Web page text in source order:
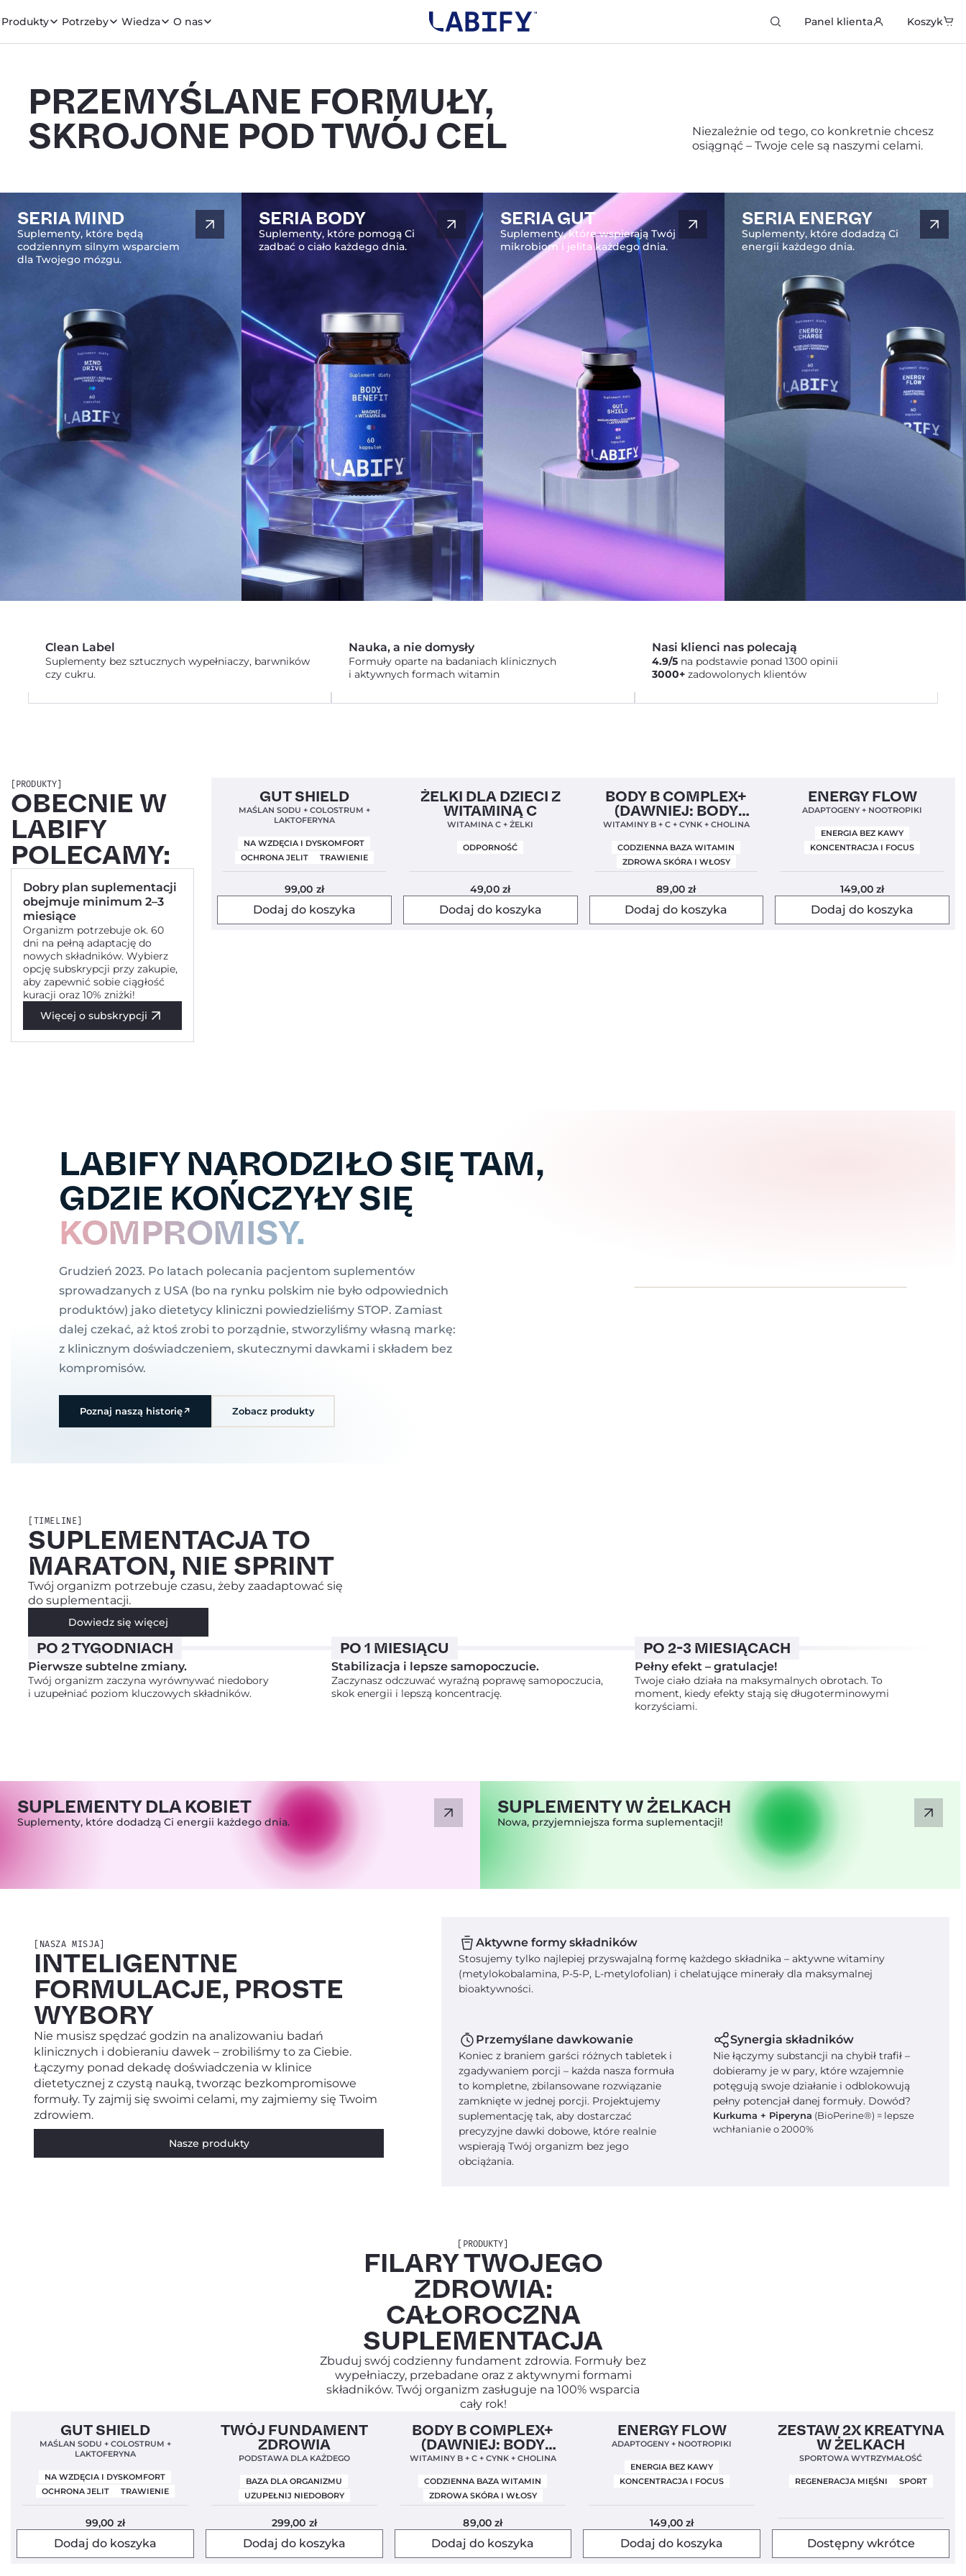
Produkty Potrzeby Wiedza O nas Panel klienta Koszyk
PRZEMYŚLANE FORMUŁY,
SKROJONE POD TWÓJ CEL
Niezależnie od tego, co konkretnie chcesz
osiągnąć – Twoje cele są naszymi celami.
SERIA MIND
Suplementy, które będą
codziennym silnym wsparciem
dla Twojego mózgu.
SERIA BODY
Suplementy, które pomogą Ci
zadbać o ciało każdego dnia.
SERIA GUT
Suplementy, które wspierają Twój
mikrobiom i jelita każdego dnia.
SERIA ENERGY
Suplementy, które dodadzą Ci
energii każdego dnia.
Clean Label
Suplementy bez sztucznych wypełniaczy, barwników
czy cukru.
Nauka, a nie domysły
Formuły oparte na badaniach klinicznych
i aktywnych formach witamin
Nasi klienci nas polecają
4.9/5 na podstawie ponad 1300 opinii
3000+ zadowolonych klientów
[PRODUKTY]
OBECNIE W
LABIFY
POLECAMY:
Dobry plan suplementacji
obejmuje minimum 2–3
miesiące
Organizm potrzebuje ok. 60
dni na pełną adaptację do
nowych składników. Wybierz
opcję subskrypcji przy zakupie,
aby zapewnić sobie ciągłość
kuracji oraz 10% zniżki!
Więcej o subskrypcji
Bestseller!
Clean Label
Nowa FormułaGUT SHIELD
MAŚLAN SODU + COLOSTRUM +
LAKTOFERYNA
NA WZDĘCIA I DYSKOMFORT
OCHRONA JELIT
TRAWIENIE
99,00 zł
Dodaj do koszyka
Clean Label 5,0
ŻELKI DLA DZIECI Z
WITAMINĄ C
WITAMINA C + ŻELKI
ODPORNOŚĆ
49,00 zł
Dodaj do koszyka
Clean Label Nowa Formuła
BODY B COMPLEX+
(DAWNIEJ: BODY
BALANCE)
WITAMINY B + C + CYNK + CHOLINA
CODZIENNA BAZA WITAMIN
ZDROWA SKÓRA I WŁOSY
89,00zł
Dodaj do koszyka
Clean Label Mundial 2026
ENERGY FLOW
ADAPTOGENY + NOOTROPIKI
ENERGIA BEZ KAWY
KONCENTRACJA I FOCUS
149,00 zł
Dodaj do koszyka
LABIFY NARODZIŁO SIĘ TAM,
GDZIE KOŃCZYŁY SIĘ
KOMPROMISY.
Grudzień 2023. Po latach polecania pacjentom suplementów
sprowadzanych z USA (bo na rynku polskim nie było odpowiednich
produktów) jako dietetycy kliniczni powiedzieliśmy STOP. Zamiast
dalej czekać, aż ktoś zrobi to porządnie, stworzyliśmy własną markę:
z klinicznym doświadczeniem, skutecznymi dawkami i składem bez
kompromisów.
Poznaj naszą historię↗ Zobacz produkty
[TIMELINE]
SUPLEMENTACJA TO
MARATON, NIE SPRINT
Twój organizm potrzebuje czasu, żeby zaadaptować się
do suplementacji.
Dowiedz się więcej
PO 2 TYGODNIACH
Pierwsze subtelne zmiany.
Twój organizm zaczyna wyrównywać niedobory
i uzupełniać poziom kluczowych składników.
PO 1 MIESIĄCU
Stabilizacja i lepsze samopoczucie.
Zaczynasz odczuwać wyraźną poprawę samopoczucia,
skok energii i lepszą koncentrację.
PO 2-3 MIESIĄCACH
Pełny efekt – gratulacje!
Twoje ciało działa na maksymalnych obrotach. To
moment, kiedy efekty stają się długoterminowymi
korzyściami.
SUPLEMENTY DLA KOBIET
Suplementy, które dodadzą Ci energii każdego dnia.
SUPLEMENTY W ŻELKACH
Nowa, przyjemniejsza forma suplementacji!
[NASZA MISJA]
INTELIGENTNE
FORMULACJE, PROSTE
WYBORY
Nie musisz spędzać godzin na analizowaniu badań
klinicznych i dobieraniu dawek – zrobiliśmy to za Ciebie.
Łączymy ponad dekadę doświadczenia w klinice
dietetycznej z czystą nauką, tworząc bezkompromisowe
formuły. Ty zajmij się swoimi celami, my zajmiemy się Twoim
zdrowiem.
Nasze produkty
Aktywne formy składników
Stosujemy tylko najlepiej przyswajalną formę każdego składnika – aktywne witaminy
(metylokobalamina, P-5-P, L-metylofolian) i chelatujące minerały dla maksymalnej
bioaktywności.
Przemyślane dawkowanie
Koniec z braniem garści różnych tabletek i
zgadywaniem porcji – każda nasza formuła
to kompletne, zbilansowane rozwiązanie
zamknięte w jednej porcji. Projektujemy
suplementację tak, aby dostarczać
precyzyjne dawki dobowe, które realnie
wspierają Twój organizm bez jego
obciążania.
Synergia składników
Nie łączymy substancji na chybił trafił –
dobieramy je w pary, które wzajemnie
potęgują swoje działanie i odblokowują
pełny potencjał danej formuły. Dowód?
Kurkuma + Piperyna (BioPerine®) = lepsze
wchłanianie o 2000%
[PRODUKTY]
FILARY TWOJEGO
ZDROWIA:
CAŁOROCZNA
SUPLEMENTACJA
Zbuduj swój codzienny fundament zdrowia. Formuły bez
wypełniaczy, przebadane oraz z aktywnymi formami
składników. Twój organizm zasługuje na 100% wsparcia
cały rok!
Bestseller!
Clean Label
Nowa FormułaGUT SHIELD
MAŚLAN SODU + COLOSTRUM +
LAKTOFERYNA
NA WZDĘCIA I DYSKOMFORT
OCHRONA JELIT
TRAWIENIE
99,00 zł
Dodaj do koszyka
Bestseller! Clean Label 5,0
TWÓJ FUNDAMENT
ZDROWIA
PODSTAWA DLA KAŻDEGO
BAZA DLA ORGANIZMU
UZUPEŁNIJ NIEDOBORY
299,00 zł
Dodaj do koszyka
Clean Label Nowa Formuła
BODY B COMPLEX+
(DAWNIEJ: BODY
BALANCE)
WITAMINY B + C + CYNK + CHOLINA
CODZIENNA BAZA WITAMIN
ZDROWA SKÓRA I WŁOSY
89,00zł
Dodaj do koszyka
Clean Label Mundial 2026
ENERGY FLOW
ADAPTOGENY + NOOTROPIKI
ENERGIA BEZ KAWY
KONCENTRACJA I FOCUS
149,00zł
Dodaj do koszyka
Bestseller! 4,5
ZESTAW 2X KREATYNA
W ŻELKACH
SPORTOWA WYTRZYMAŁOŚĆ
REGENERACJA MIĘŚNI SPORT
Dostępny wkrótce
JELITA I TRAWIENIE
INNE